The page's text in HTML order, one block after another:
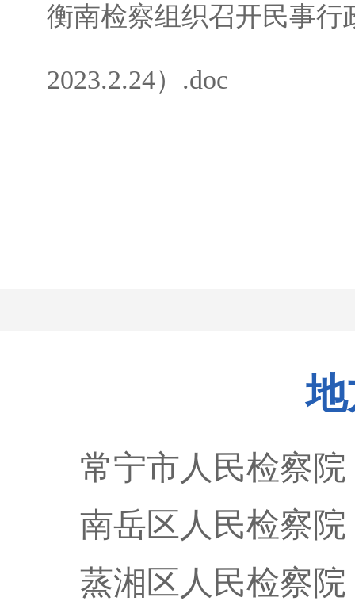
衡南检察组织召开民事
2023.2.24）.doc
常宁市人民检察院
南岳区人民检察院
蒸湘区人民检察院